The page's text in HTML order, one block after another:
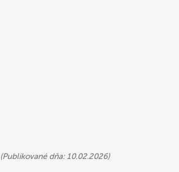
(Publikované dňa: 10.02.2026)